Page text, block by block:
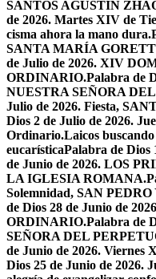
SANTOS AGUSTÍN
de 2026. Martes XIV de
cisma ahora la mano dura.
SANTA MARÍA
de Julio de 2026. XIV
ORDINARIO.Palabra de
NUESTRA SEÑORA
Julio de 2026. Fiesta,
Dios 2 de Julio de 2026.
Ordinario.Laicos
eucarísticaPalabra de Dios
de Junio de 2026. LOS
LA IGLESIA ROMANA.
Solemnidad, SAN
de Dios 28 de Junio de
ORDINARIO.Palabra de
SEÑORA DEL
de Junio de 2026. Viernes
Dios 25 de Junio de 2026.